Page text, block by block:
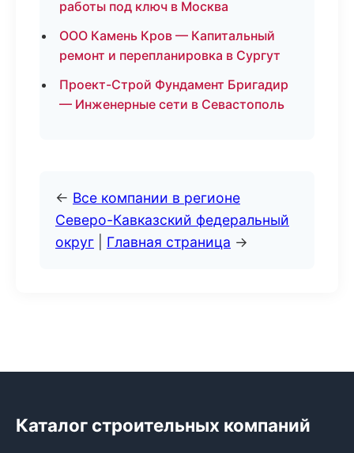
работы под ключ в Москва
ООО Камень Кров — Капитальный
ремонт и перепланировка в Сургут
Проект-Строй Фундамент Бригадир
— Инженерные сети в Севастополь
← Все компании в регионе
Северо-Кавказский федеральный
округ
Главная страница →
Каталог строительных компаний